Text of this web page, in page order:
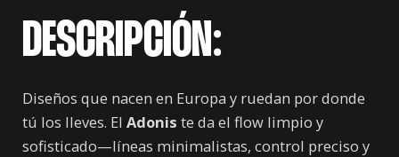
DESCRIPCIÓN:
Diseños que nacen en Europa y ruedan por donde
tú los lleves. El Adonis te da el flow limpio y
sofisticado—líneas minimalistas, control preciso y